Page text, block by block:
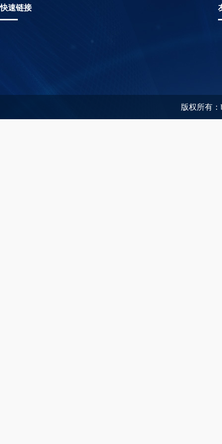
快速链接
版权所有：